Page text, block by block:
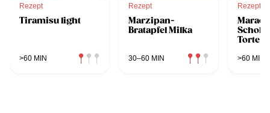
Rezept
Tiramisu light
>60 MIN
Rezept
Marzipan-
Bratapfel Milka
30–60 MIN
Rezept
Torte
>60 MIN